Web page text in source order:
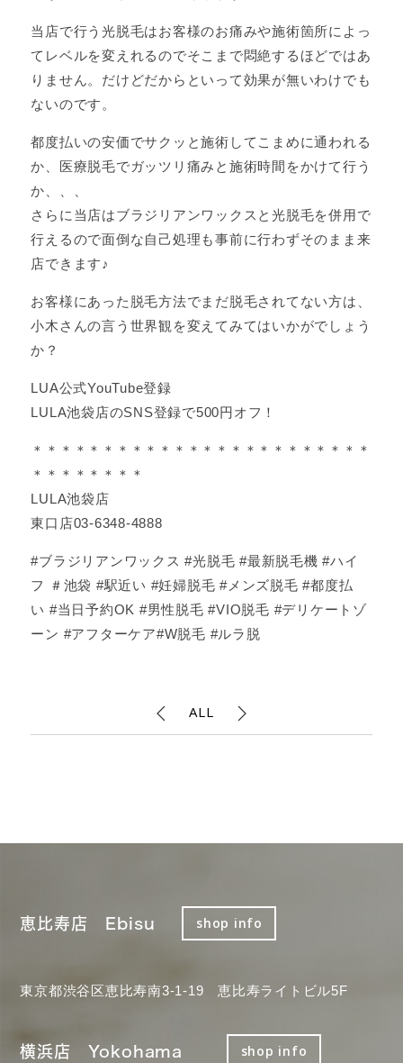
当店で行う光脱毛はお客様のお痛みや施術箇所によっ
てレベルを変えれるのでそこまで悶絶するほどではあ
りません。だけどだからといって効果が無いわけでも
ないのです。
都度払いの安価でサクッと施術してこまめに通われる
か、医療脱毛でガッツリ痛みと施術時間をかけて行う
か、、、
さらに当店はブラジリアンワックスと光脱毛を併用で
行えるので面倒な自己処理も事前に行わずそのまま来
店できます♪
お客様にあった脱毛方法でまだ脱毛されてない方は、
小木さんの言う世界観を変えてみてはいかがでしょう
か？
LUA公式YouTube登録
LULA池袋店のSNS登録で500円オフ！
＊＊＊＊＊＊＊＊＊＊＊＊＊＊＊＊＊＊＊＊＊＊＊＊
＊＊＊＊＊＊＊＊
LULA池袋店
東口店03-6348-4888
#ブラジリアンワックス #光脱毛 #最新脱毛機 #ハイ
フ ＃池袋 #駅近い #妊婦脱毛 #メンズ脱毛 #都度払
い #当日予約OK #男性脱毛 #VIO脱毛 #デリケートゾ
ーン #アフターケア#W脱毛 #ルラ脱
ALL
恵比寿店 Ebisu shop info
東京都渋谷区恵比寿南3-1-19 恵比寿ライトビル5F
横浜店 Yokohama shop info